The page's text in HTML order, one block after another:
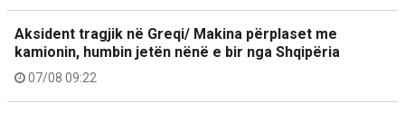
Aksident tragjik në Greqi/ Makina përplaset me
kamionin, humbin jetën nënë e bir nga Shqipëria
07/08 09:22